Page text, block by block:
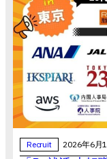
Recruit 2026年6月